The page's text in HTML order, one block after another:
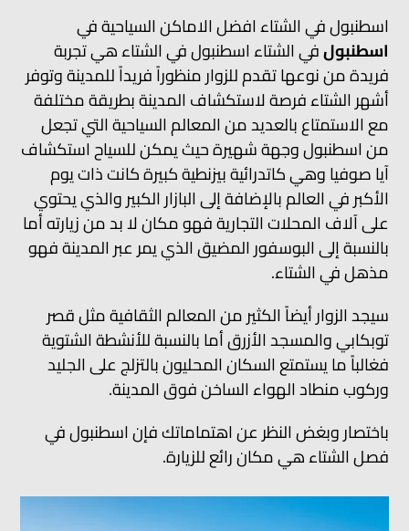
اسطنبول في الشتاء افضل الاماكن السياحية في
اسطنبولفي الشتاء اسطنبول في الشتاء هي تجربة
فريدة من نوعها تقدم للزوار منظوراً فريداً للمدينة وتوفر
أشهر الشتاء فرصة لاستكشاف المدينة بطريقة مختلفة
مع الاستمتاع بالعديد من المعالم السياحية التي تجعل
من اسطنبول وجهة شهيرة حيث يمكن للسياح استكشاف
آيا صوفيا وهي كاتدرائية بيزنطية كبيرة كانت ذات يوم
الأكبر في العالم بالإضافة إلى البازار الكبير والذي يحتوي
على آلاف المحلات التجارية فهو مكان لا بد من زيارته أما
بالنسبة إلى البوسفور المضيق الذي يمر عبر المدينة فهو
مذهل في الشتاء.
سيجد الزوار أيضاً الكثير من المعالم الثقافية مثل قصر
توبكابي والمسجد الأزرق أما بالنسبة للأنشطة الشتوية
فغالباً ما يستمتع السكان المحليون بالتزلج على الجليد
وركوب منطاد الهواء الساخن فوق المدينة.
باختصار وبغض النظر عن اهتماماتك فإن اسطنبول في
فصل الشتاء هي مكان رائع للزيارة.